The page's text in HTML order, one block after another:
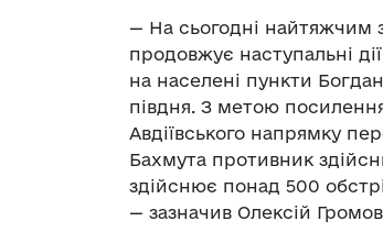
— На сьогодні найтяжчим
продовжує наступальні
на населені пункти
півдня. З метою
Авдіївського напрямку
Бахмута противник
здійснює понад 500
— зазначив Олексій